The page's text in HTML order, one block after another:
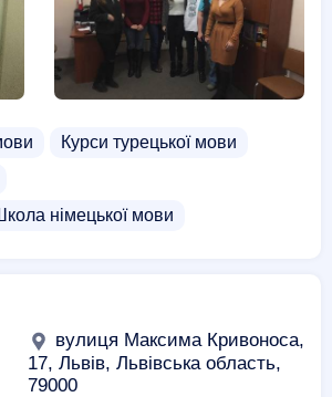
Курси турецької мови
німецької мови
вулиця Максима Кривоноса,
17, Львів, Львівська область,
79000